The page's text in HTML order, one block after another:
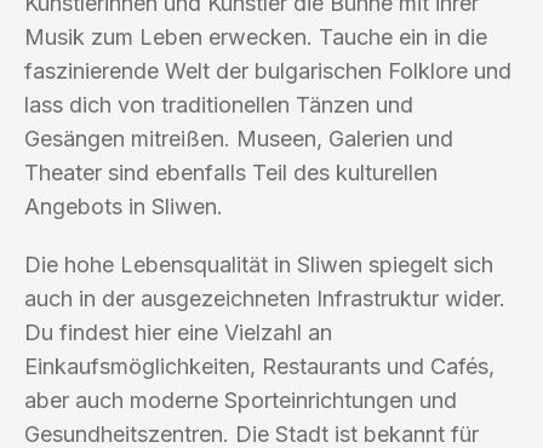
Musik zum Leben erwecken. Tauche ein in die
faszinierende Welt der bulgarischen Folklore und
lass dich von traditionellen Tänzen und
Gesängen mitreißen. Museen, Galerien und
Theater sind ebenfalls Teil des kulturellen
Angebots in Sliwen.
Die hohe Lebensqualität in Sliwen spiegelt sich
auch in der ausgezeichneten Infrastruktur wider.
Du findest hier eine Vielzahl an
Einkaufsmöglichkeiten, Restaurants und Cafés,
aber auch moderne Sporteinrichtungen und
Gesundheitszentren. Die Stadt ist bekannt für